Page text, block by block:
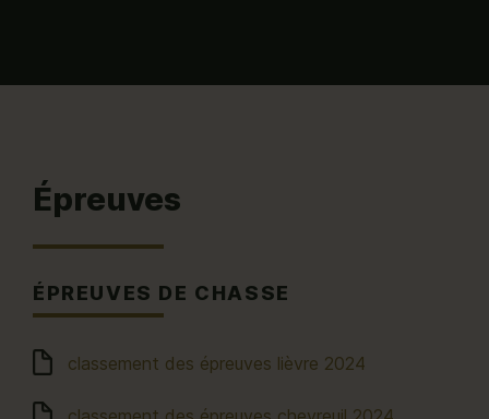
Épreuves
ÉPREUVES DE CHASSE
classement des épreuves lièvre 2024